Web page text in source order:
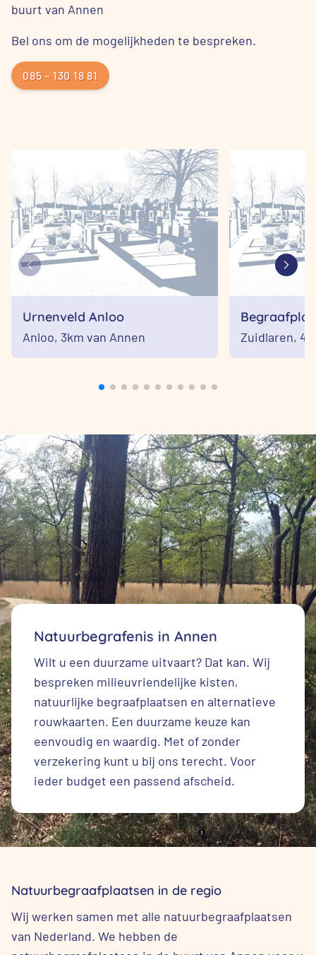
buurt van Annen
Bel ons om de mogelijkheden te bespreken.
085 – 130 18 81
Urnenveld Anloo
Anloo, 3km van Annen Zuidlaren,
Natuurbegrafenis in Annen
Wilt u een duurzame uitvaart? Dat kan. Wij
bespreken milieuvriendelijke kisten,
natuurlijke begraafplaatsen en alternatieve
rouwkaarten. Een duurzame keuze kan
eenvoudig en waardig. Met of zonder
verzekering kunt u bij ons terecht. Voor
ieder budget een passend afscheid.
Natuurbegraafplaatsen in de regio
Wij werken samen met alle natuurbegraafplaatsen
van Nederland. We hebben de